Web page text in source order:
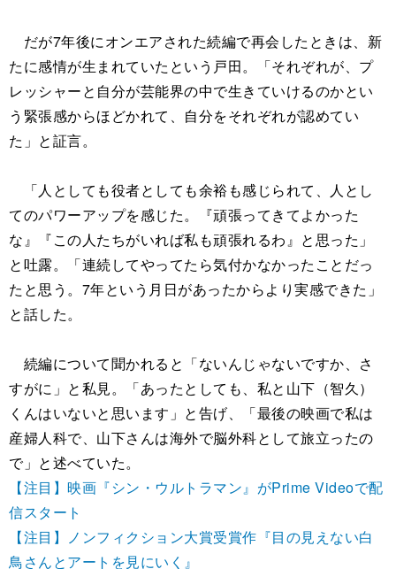
だが7年後にオンエアされた続編で再会したときは、新
たに感情が生まれていたという戸田。「それぞれが、プ
レッシャーと自分が芸能界の中で生きていけるのかとい
う緊張感からほどかれて、自分をそれぞれが認めてい
た」と証言。
「人としても役者としても余裕も感じられて、人とし
てのパワーアップを感じた。『頑張ってきてよかった
な』『この人たちがいれば私も頑張れるわ』と思った」
と吐露。「連続してやってたら気付かなかったことだっ
たと思う。7年という月日があったからより実感できた」
と話した。
続編について聞かれると「ないんじゃないですか、さ
すがに」と私見。「あったとしても、私と山下（智久）
くんはいないと思います」と告げ、「最後の映画で私は
産婦人科で、山下さんは海外で脳外科として旅立ったの
で」と述べていた。
【注目】映画『シン・ウルトラマン』がPrime Videoで配
信スタート
【注目】ノンフィクション大賞受賞作『目の見えない白
鳥さんとアートを見にいく』